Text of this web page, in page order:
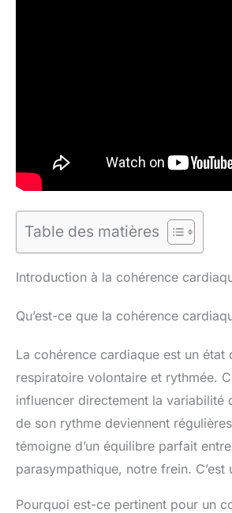
Table des matières
Introduction à la cohérence
Qu’est-ce que la cohérence
La cohérence cardiaque est un
respiratoire volontaire et rythmée.
influencer directement la
de son rythme deviennent
témoigne d’un équilibre parfait
parasympathique, notre frein.
Pourquoi est-ce pertinent pour un